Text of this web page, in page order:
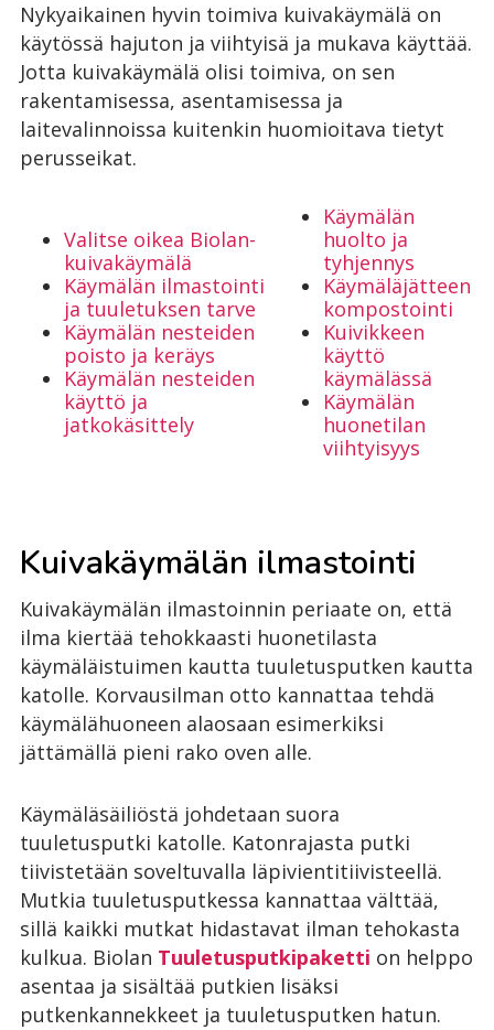
Nykyaikainen hyvin toimiva kuivakäymälä on
käytössä hajuton ja viihtyisä ja mukava käyttää.
Jotta kuivakäymälä olisi toimiva, on sen
rakentamisessa, asentamisessa ja
laitevalinnoissa kuitenkin huomioitava tietyt
perusseikat.
Valitse oikea Biolan-
kuivakäymälä
Käymälän ilmastointi
ja tuuletuksen tarve
Käymälän nesteiden
poisto ja keräys
Käymälän nesteiden
käyttö ja
jatkokäsittely
Käymälän
huolto ja
tyhjennys
Käymäläjätteen
kompostointi
Kuivikkeen
käyttö
käymälässä
Käymälän
huonetilan
viihtyisyys
Kuivakäymälän ilmastointi
Kuivakäymälän ilmastoinnin periaate on, että
ilma kiertää tehokkaasti huonetilasta
käymäläistuimen kautta tuuletusputken kautta
katolle. Korvausilman otto kannattaa tehdä
käymälähuoneen alaosaan esimerkiksi
jättämällä pieni rako oven alle.
Käymäläsäiliöstä johdetaan suora
tuuletusputki katolle. Katonrajasta putki
tiivistetään soveltuvalla läpivientitiivisteellä.
Mutkia tuuletusputkessa kannattaa välttää,
sillä kaikki mutkat hidastavat ilman tehokasta
kulkua. Biolan Tuuletusputkipaketti on helppo
asentaa ja sisältää putkien lisäksi
putkenkannekkeet ja tuuletusputken hatun.